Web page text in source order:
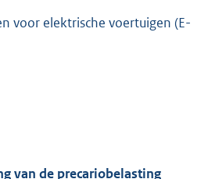
voor elektrische voertuigen (E-
van de precariobelasting